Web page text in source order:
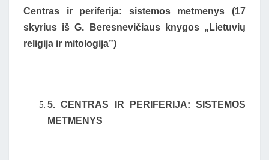
Centras ir periferija: sistemos metmenys (17
skyrius iš G. Beresnevičiaus knygos „Lietuvių
religija ir mitologija”)
5. CENTRAS IR PERIFERIJA: SISTEMOS
METMENYS